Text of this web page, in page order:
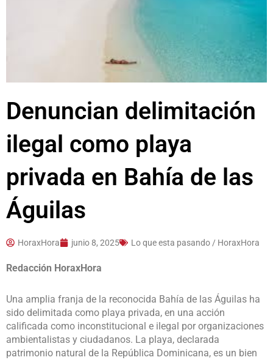
Denuncian delimitación
ilegal como playa
privada en Bahía de las
Águilas
HoraxHora junio 8, 2025 Lo que esta pasando / HoraxHora
Redacción HoraxHora
Una amplia franja de la reconocida Bahía de las Águilas ha
sido delimitada como playa privada, en una acción
calificada como inconstitucional e ilegal por organizaciones
ambientalistas y ciudadanos. La playa, declarada
patrimonio natural de la República Dominicana, es un bien